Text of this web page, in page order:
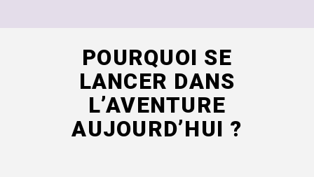
POURQUOI SE
LANCER DANS
L’AVENTURE
AUJOURD’HUI ?